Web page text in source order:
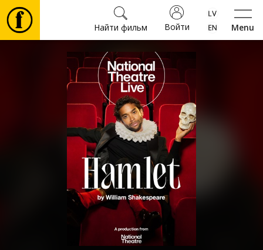
Menu
Войти
Найти фильм
Фильмы
Культура
Мероприятия
Новости